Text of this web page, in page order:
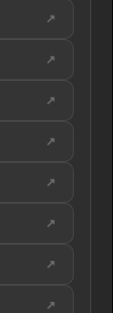
↗
↗
↗
↗
↗
↗
↗
↗